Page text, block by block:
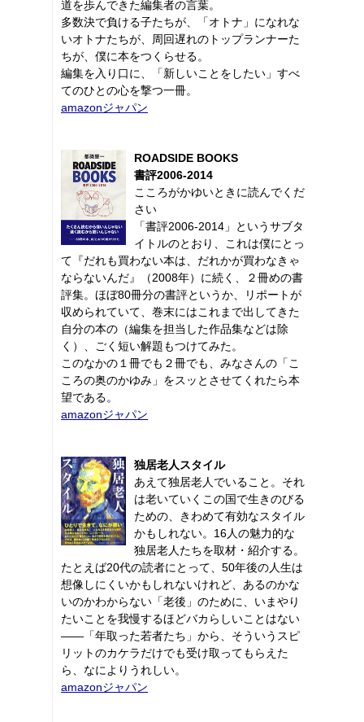
道を歩んできた編集者の言葉。
多数決で負ける子たちが、「オトナ」になれな
いオトナたちが、周回遅れのトップランナーた
ちが、僕に本をつくらせる。
編集を入り口に、「新しいことをしたい」すべ
てのひとの心を撃つ一冊。
amazonジャパン
ROADSIDE BOOKS
書評2006-2014
こころがかゆいときに読んでくだ
さい
「書評2006-2014」というサブタ
イトルのとおり、これは僕にとっ
て『だれも買わない本は、だれかが買わなきゃ
ならないんだ』（2008年）に続く、２冊めの書
評集。ほぼ80冊分の書評というか、リポートが
収められていて、巻末にはこれまで出してきた
自分の本の（編集を担当した作品集などは除
く）、ごく短い解題もつけてみた。
このなかの１冊でも２冊でも、みなさんの「こ
ころの奥のかゆみ」をスッとさせてくれたら本
望である。
amazonジャパン
独居老人スタイル
あえて独居老人でいること。それ
は老いていくこの国で生きのびる
ための、きわめて有効なスタイル
かもしれない。16人の魅力的な
独居老人たちを取材・紹介する。
たとえば20代の読者にとって、50年後の人生は
想像しにくいかもしれないけれど、あるのかな
いのかわからない「老後」のために、いまやり
たいことを我慢するほどバカらしいことはない
――「年取った若者たち」から、そういうスピ
リットのカケラだけでも受け取ってもらえた
ら、なによりうれしい。
amazonジャパン